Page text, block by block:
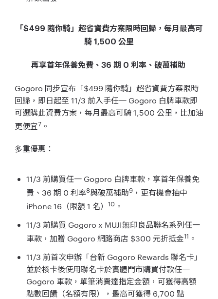
「$499 隨你騎」超省資費方案限時回歸，每月最高可
騎 1,500 公里
再享首年保養免費、36 期 0 利率、破萬補助
Gogoro 同步宣布「$499 隨你騎」超省資費方案限時
回歸，即日起至 11/3 前入手任一 Gogoro 白牌車款即
可選購此資費方案，每月最高可騎 1,500 公里，比加油
更便宜7 。
多重優惠：
11/3 前購買任一 Gogoro 白牌車款，享首年保養免
費、36 期 0 利率8與破萬補助9 ，更有機會抽中
iPhone 16（限額 1 名） 10 。
11/3 前購買 Gogoro x MUJI無印良品聯名系列任一
車款，加贈 Gogoro 網路商店 $300 元折抵金11 。
11/3 前首次申辦「台新 Gogoro Rewards 聯名卡」
並於核卡後使用聯名卡於實體門市購買付款任一
Gogoro 車款，單筆消費達指定金額，可獲得高額
點數回饋（名額有限），最高可獲得 6,700 點